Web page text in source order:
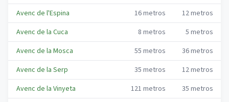
Avenc de l'Espina
16metros 12metros
Avenc de la Cuca
8 metros 5 metros
Avenc de la Mosca
55 metros 36metros
Avenc de la Serp
35 metros 12metros
Avenc de la Vinyeta
121 metros 35 metros